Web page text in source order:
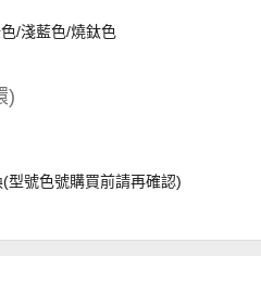
/淺藍色/燒鈦色
)
號色號購買前請再確認)